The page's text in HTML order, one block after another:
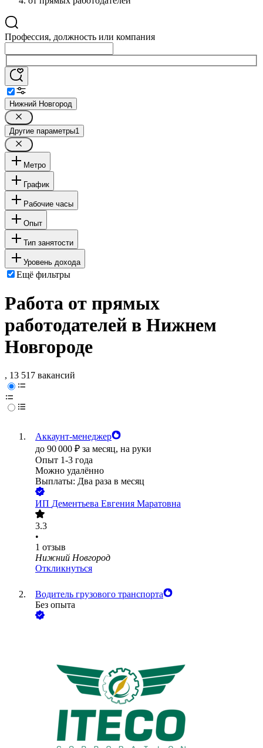
Профессия, должность или компания
Нижний Новгород
Другие параметры1
Метро
График
Рабочие часы
Опыт
Тип занятости
Уровень дохода
Ещё фильтры
Работа от прямых
работодателей в Нижнем
Новгороде
, 13 517 вакансий
Аккаунт-менеджер
до 90 000 ₽ за месяц, на руки
Опыт 1-3 года
Можно удалённо
Выплаты: Два раза в месяц
ИП Дементьева Евгения Маратовна
3.3
•
1 отзыв
Нижний Новгород
Откликнуться
Водитель грузового транспорта
Без опыта